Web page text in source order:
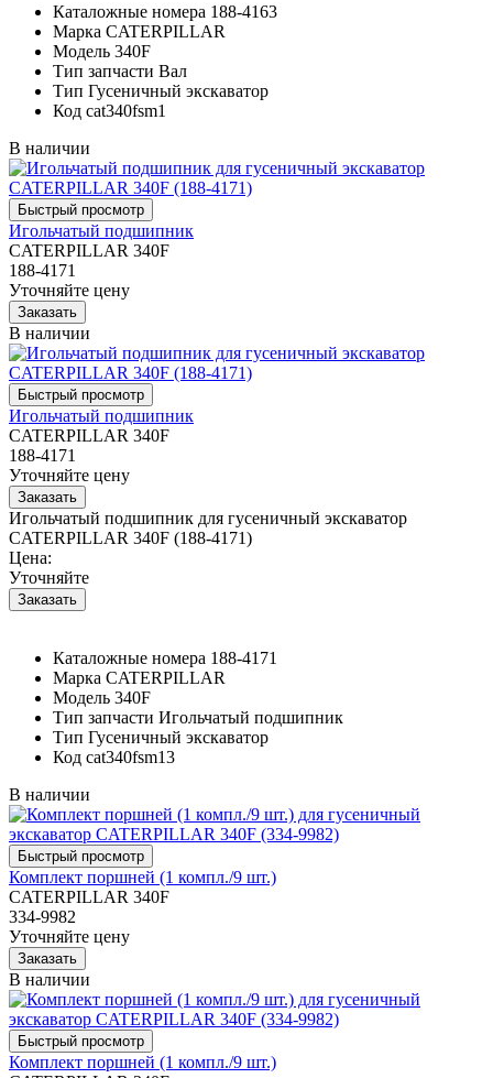
Каталожные номера 188-4163
Марка CATERPILLAR
Модель 340F
Тип запчасти Вал
Тип Гусеничный экскаватор
Код cat340fsm1
В наличии
Игольчатый подшипник
CATERPILLAR 340F
188-4171
Уточняйте цену
В наличии
Игольчатый подшипник
CATERPILLAR 340F
188-4171
Уточняйте цену
Игольчатый подшипник для гусеничный экскаватор
CATERPILLAR 340F (188-4171)
Цена:
Уточняйте
Каталожные номера 188-4171
Марка CATERPILLAR
Модель 340F
Тип запчасти Игольчатый подшипник
Тип Гусеничный экскаватор
Код cat340fsm13
В наличии
Комплект поршней (1 компл./9 шт.)
CATERPILLAR 340F
334-9982
Уточняйте цену
В наличии
Комплект поршней (1 компл./9 шт.)